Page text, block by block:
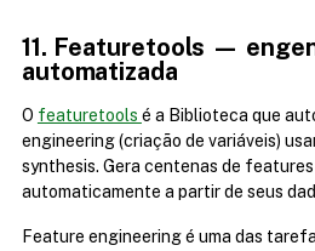
11. Featuretools —
automatizada
O featuretools é a Biblioteca que
engineering (criação de variáveis)
synthesis. Gera centenas de
automaticamente a partir de seus
Feature engineering é uma das